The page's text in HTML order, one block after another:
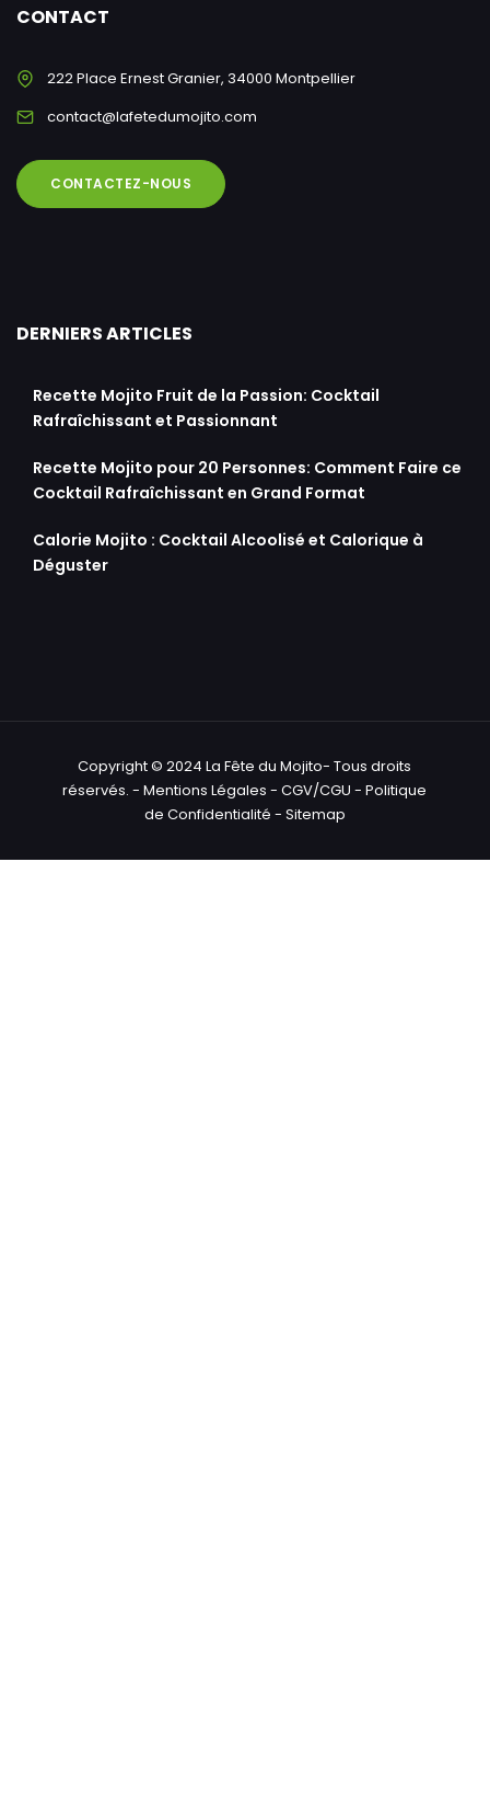
CONTACT
222 Place Ernest Granier, 34000 Montpellier
contact@lafetedumojito.com
CONTACTEZ-NOUS
DERNIERS ARTICLES
Recette Mojito Fruit de la Passion: Cocktail
Rafraîchissant et Passionnant
Recette Mojito pour 20 Personnes: Comment Faire ce
Cocktail Rafraîchissant en Grand Format
Calorie Mojito : Cocktail Alcoolisé et Calorique à
Déguster
Copyright © 2024 La Fête du Mojito- Tous droits
réservés. -Mentions Légales -CGV/CGU -Politique
de Confidentialité - Sitemap